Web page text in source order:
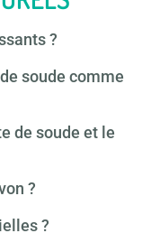
?
soude comme
de soude et le
?
?